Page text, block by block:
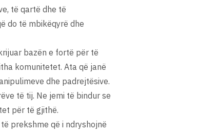
të qartë dhe të
do të mbikëqyrë dhe
bazën e fortë për të
komunitetet. Ata që janë
dhe padrejtësive.
të tij. Ne jemi të bindur se
për të gjithë.
prekshme që i ndryshojnë